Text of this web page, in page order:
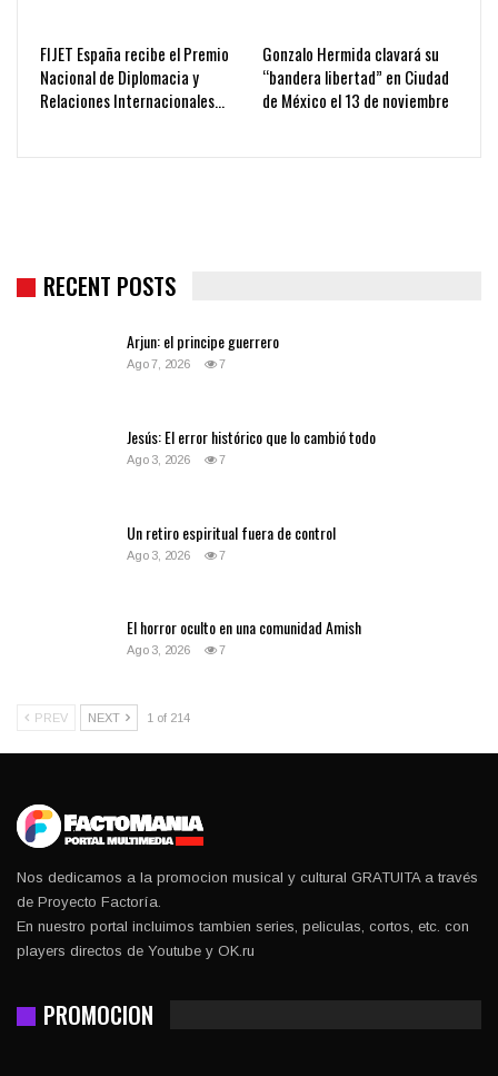
FIJET España recibe el Premio
Nacional de Diplomacia y
Relaciones Internacionales…
Gonzalo Hermida clavará su
“bandera libertad” en Ciudad
de México el 13 de noviembre
RECENT POSTS
Arjun: el principe guerrero
Ago 7, 2026 7
Jesús: El error histórico que lo cambió todo
Ago 3, 2026 7
Un retiro espiritual fuera de control
Ago 3, 2026 7
El horror oculto en una comunidad Amish
Ago 3, 2026 7
PREV NEXT 1 of 214
Nos dedicamos a la promocion musical y cultural GRATUITA a través
de Proyecto Factoría.
En nuestro portal incluimos tambien series, peliculas, cortos, etc. con
players directos de Youtube y OK.ru
PROMOCION